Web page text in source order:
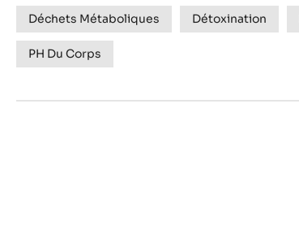
Déchets Métaboliques Détoxination
PH Du Corps